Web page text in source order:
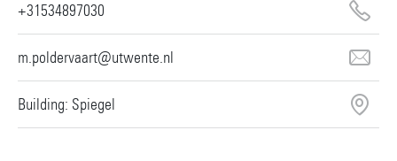
+31534897030
m.poldervaart@utwente.nl
Building: Spiegel